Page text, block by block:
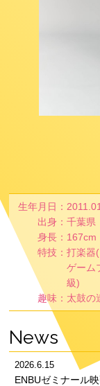
生年月日
出身
千葉県
身長
167cm
特技
打楽器
ゲーム
級)
趣味
太鼓の
News
2026.6.15
ENBUゼミナール